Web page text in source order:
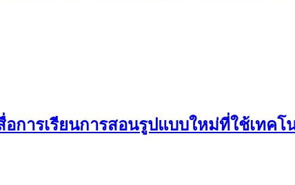
การเรียนการสอนรูปแบบใหม่ที่ใช้เทคโ